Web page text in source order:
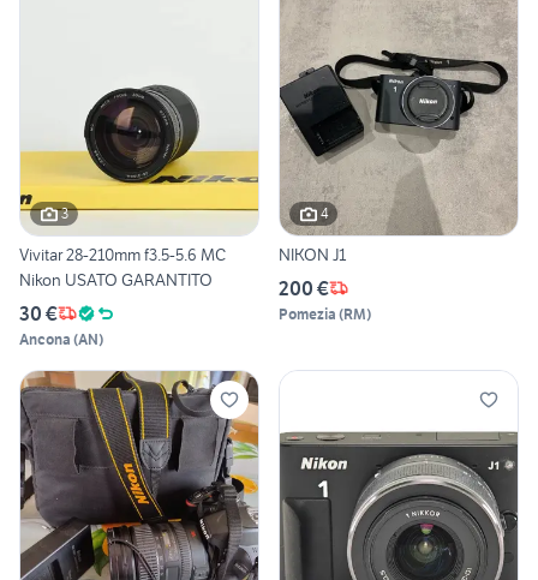
3
Vivitar 28-210mm f3.5-5.6 MC
Nikon USATO GARANTITO
30 €
Ancona (AN)
4
NIKON J1
200 €
Pomezia (RM)